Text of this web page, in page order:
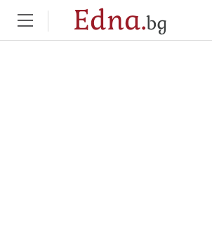
Edna.bg